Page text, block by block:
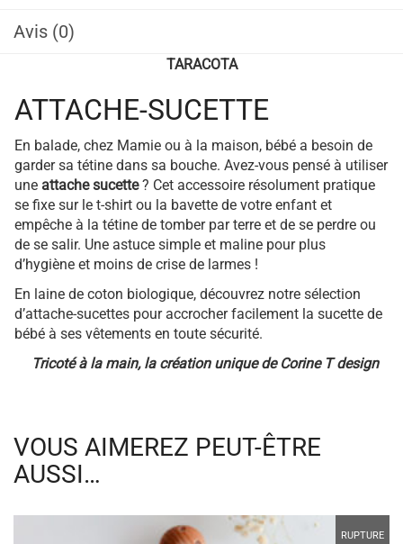
Avis (0)
TARACOTA
ATTACHE-SUCETTE
En balade, chez Mamie ou à la maison, bébé a besoin de
garder sa tétine dans sa bouche. Avez-vous pensé à utiliser
une attache sucette? Cet accessoire résolument pratique
se fixe sur le t-shirt ou la bavette de votre enfant et
empêche à la tétine de tomber par terre et de se perdre ou
de se salir. Une astuce simple et maline pour plus
d’hygiène et moins de crise de larmes !
En laine de coton biologique, découvrez notre sélection
d’attache-sucettes pour accrocher facilement la sucette de
bébé à ses vêtements en toute sécurité.
Tricoté à la main, la création unique de Corine T design
VOUS AIMEREZ PEUT-ÊTRE
AUSSI…
RUPTURE